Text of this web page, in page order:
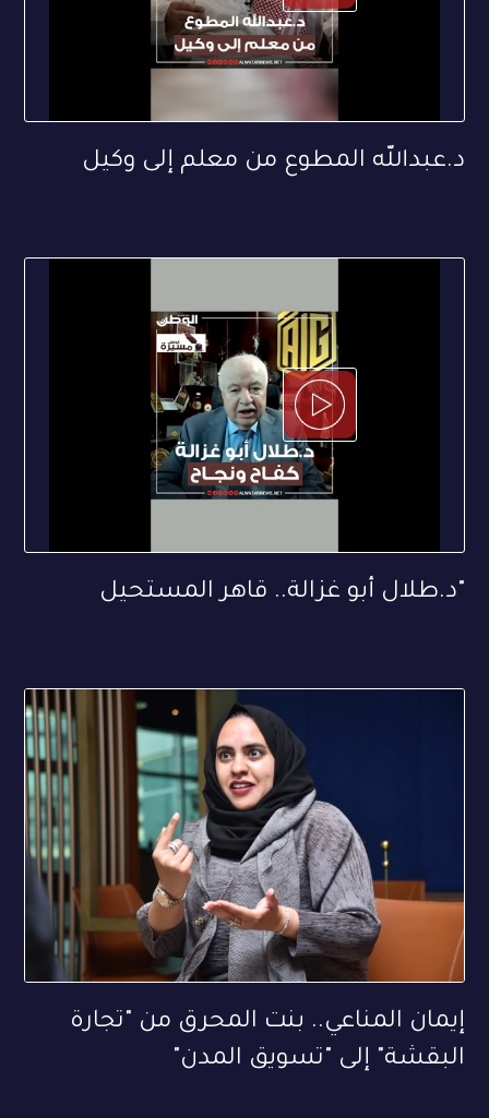
د.عبدالله المطوع من معلم إلى وكيل
"د.طلال أبو غزالة.. قاهر المستحيل
إيمان المناعي.. بنت المحرق من "تجارة
البقشة" إلى "تسويق المدن"